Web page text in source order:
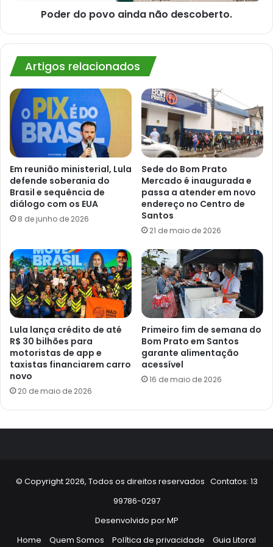
Poder do povo ainda não descoberto.
Artigos relacionados
Em reunião ministerial, Lula
defende soberania do
Brasil e sequência de
diálogo com os EUA
8 de junho de 2026
Sede do Bom Prato
Mercado é inaugurada e
passa a atender em novo
endereço no Centro de
Santos
21 de maio de 2026
Lula lança crédito de até
R$ 30 bilhões para
motoristas de app e
taxistas financiarem carro
novo
20 de maio de 2026
Primeiro fim de semana do
Bom Prato em Santos
garante alimentação
acessível
16 de maio de 2026
© Copyright 2026, Todos os direitos reservados Contatos: 13
99786-0297
Desenvolvido porMP
Home
Quem Somos Política de privacidade Guia Litoral